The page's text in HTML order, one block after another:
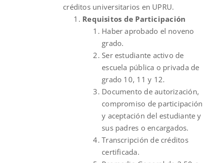
créditos universitarios en UPRU.
Requisitos de Participación
Haber aprobado el noveno
grado.
Ser estudiante activo de
escuela pública o privada de
grado 10, 11 y 12.
Documento de autorización,
compromiso de participación
y aceptación del estudiante y
sus padres o encargados.
Transcripción de créditos
certificada.